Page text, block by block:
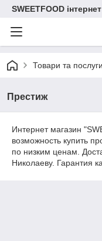
SWEETFOOD
Товари та послуги
Престиж
Интернет магазин
возможность купить
по низким ценам.
Николаеву. Гарантия